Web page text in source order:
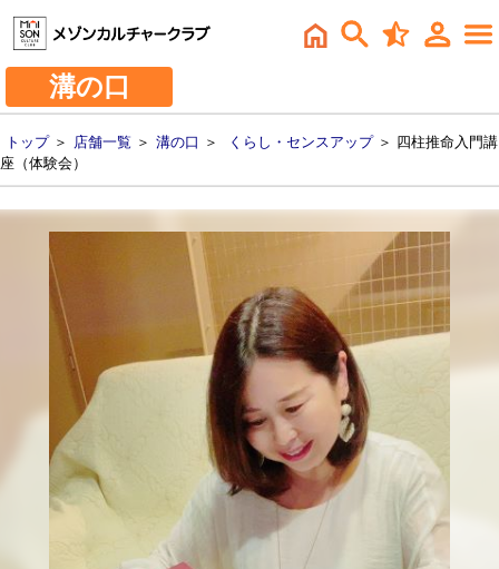
溝の口
トップ＞ 店舗一覧 ＞ 溝の口 ＞ くらし・センスアップ＞ 四柱推命入門講
座（体験会）